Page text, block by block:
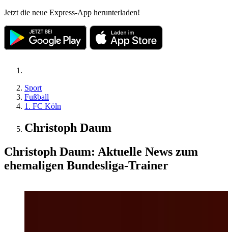
Jetzt die neue Express-App herunterladen!
Sport
Fußball
1. FC Köln
Christoph Daum
Christoph Daum: Aktuelle News zum
ehemaligen Bundesliga-Trainer